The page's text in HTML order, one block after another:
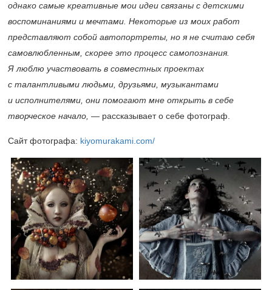
однако самые креативные мои идеи связаны с детскими
воспоминаниями и мечтами. Некоторые из моих работ
представляют собой автопортреты, но я не считаю себя
самовлюбленным, скорее это процесс самопознания.
Я люблю участвовать в совместных проектах
с талантливыми людьми, друзьями, музыкантами
и исполнителями, они помогают мне открыть в себе
творческое начало, — рассказывает о себе фотограф.
Сайт фотографа: kiyomurakami.com/